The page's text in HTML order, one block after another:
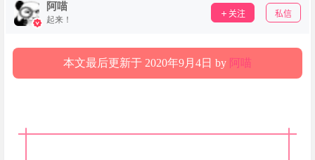
阿喵
起来！
关注 私信
本文最后更新于 2020年9月4日 by 阿喵